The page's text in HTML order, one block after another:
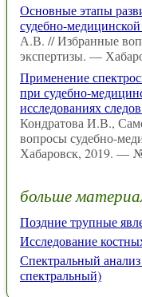
Основные этапы
судебно-
А.В. // Избранные
экспертизы. —
Применение
при судебно-
исследованиях
Кондратова И.В.,
вопросы судебно-
Хабаровск, 2019. —
больше
Поздние трупные
Исследование
Спектральный
спектральный)